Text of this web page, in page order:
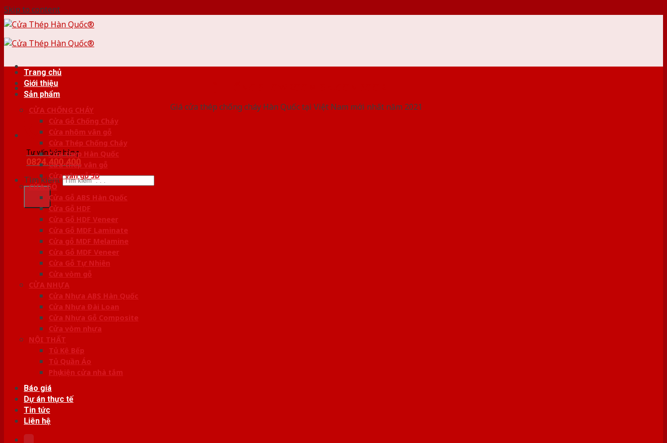
Skip to content
Giá cửa thép chống cháy Hàn Quốc tại Việt Nam mới nhất năm 2021
Tư vấn bán hàng
0824.400.400
Tìm kiếm:
Trang chủ
Giới thiệu
Sản phẩm
CỬA CHỐNG CHÁY
Cửa Gỗ Chống Cháy
Cửa nhôm vân gỗ
Cửa Thép Chống Cháy
Cửa thép Hàn Quốc
Cửa thép vân gỗ
Cửa vân gỗ 5D
CỬA GỖ
Cửa Gỗ ABS Hàn Quốc
Cửa Gỗ HDF
Cửa Gỗ HDF Veneer
Cửa Gỗ MDF Laminate
Cửa gỗ MDF Melamine
Cửa Gỗ MDF Veneer
Cửa Gỗ Tự Nhiên
Cửa vòm gỗ
CỬA NHỰA
Cửa Nhựa ABS Hàn Quốc
Cửa Nhựa Đài Loan
Cửa Nhựa Gỗ Composite
Cửa vòm nhựa
NỘI THẤT
Tủ Kệ Bếp
Tủ Quần Áo
Phụ kiện cửa nhà tắm
Báo giá
Dự án thực tế
Tin tức
Liên hệ